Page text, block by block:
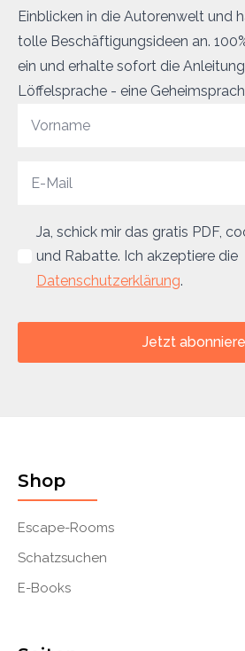
Einblicken in die Autorenwelt und
tolle Beschäftigungsideen an.
ein und erhalte sofort die
Löffelsprache - eine
Ja, schick mir das gratis PDF,
und Rabatte. Ich akzeptiere die
Datenschutzerklärung.
Jetzt
Shop
Escape-Rooms
Schatzsuchen
E-Books